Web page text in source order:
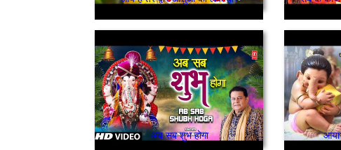
अब सब शुभ होगा आया